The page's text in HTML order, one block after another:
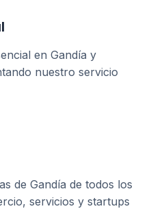
en Gandía y
nuestro servicio
de Gandía de todos los
servicios y startups